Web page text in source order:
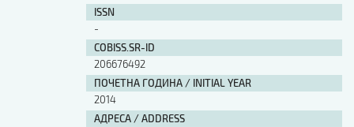
ISSN
-
COBISS.SR-ID
206676492
ПОЧЕТНА ГОДИНА / INITIAL YEAR
2014
АДРЕСА / ADDRESS